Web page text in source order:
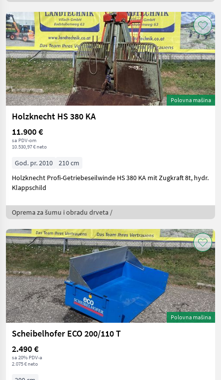
Polovna mašina
Holzknecht HS 380 KA
11.900 €
sa PDV-om
10.530,97 € neto
God. pr. 2010
210 cm
Holzknecht Profi-Getriebeseilwinde HS 380 KA mit Zugkraft 8t, hydr.
Klappschild
Oprema za šumu i obradu drveta /
Polovna mašina
Scheibelhofer ECO 200/110 T
2.490 €
sa 20% PDV-a
2.075 € neto